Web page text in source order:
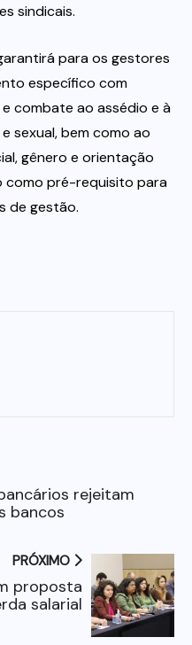
sindicais.
para os gestores
específico com
combate ao assédio e à
sexual, bem como ao
gênero e orientação
como pré-requisito para
de gestão.
rejeitam
bancos
PRÓXIMO
proposta
salarial